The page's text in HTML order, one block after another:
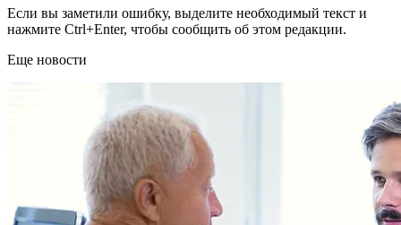
Если вы заметили ошибку, выделите необходимый текст и
нажмите Ctrl+Enter, чтобы сообщить об этом редакции.
Еще новости